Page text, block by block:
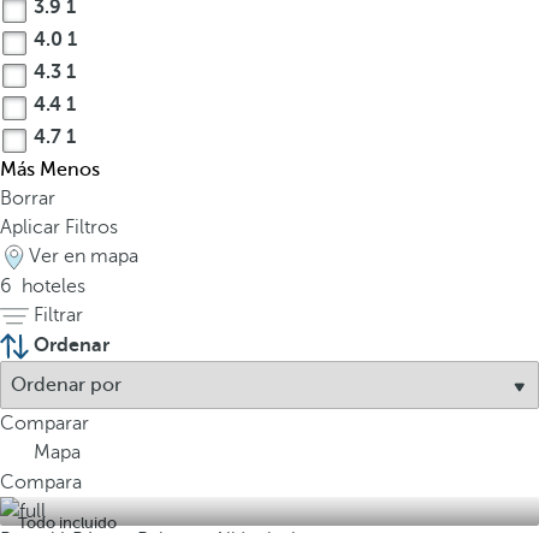
3.9 1
4.0 1
4.3 1
4.4 1
4.7 1
Más Menos
Borrar
Aplicar Filtros
Ver en mapa
6
hoteles
Filtrar
Ordenar
Comparar
Mapa
Compara
Todo incluido
r
a
d
a
P
r
m
o
n
i
o
e
l